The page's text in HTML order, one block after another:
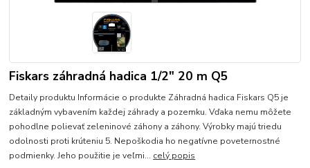
Fiskars záhradná hadica 1/2" 20 m Q5
Detaily produktu Informácie o produkte Záhradná hadica Fiskars Q5 je
základným vybavením každej záhrady a pozemku. Vďaka nemu môžete
pohodlne polievať zeleninové záhony a záhony. Výrobky majú triedu
odolnosti proti krúteniu 5. Nepoškodia ho negatívne poveternostné
podmienky. Jeho použitie je veľmi... celý popis